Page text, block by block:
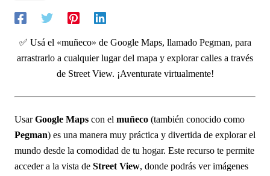
✅ Usá el «muñeco» de Google Maps, llamado Pegman, para
arrastrarlo a cualquier lugar del mapa y explorar calles a través
de Street View. ¡Aventurate virtualmente!
UsarGoogle Maps con el muñeco (también conocido como
Pegman) es una manera muy práctica y divertida de explorar el
mundo desde la comodidad de tu hogar. Este recurso te permite
acceder a la vista de Street View, donde podrás ver imágenes